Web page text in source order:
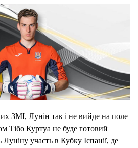
ЗМІ, Лунін так і не вийде на поле
Тібо Куртуа не буде готовий
участь в Кубку Іспанії, де